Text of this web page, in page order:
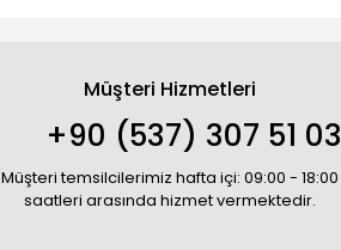
Müşteri Hizmetleri
+90 (537) 307 51 03
Müşteri temsilcilerimiz hafta içi: 09:00 - 18:00
saatleri arasında hizmet vermektedir.